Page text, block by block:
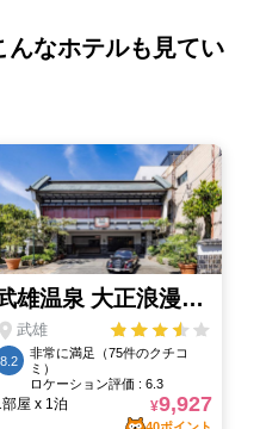
んなホテルも見てい